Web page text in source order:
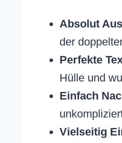
Absolut
der
Perfekte
Hülle und
Einfach
Vielseitig